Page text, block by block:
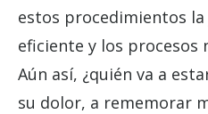
estos procedimientos
eficiente y los procesos
Aún así, ¿quién va a
su dolor, a rememorar